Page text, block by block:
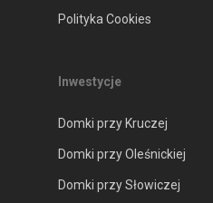
Polityka Cookies
Inwestycje
Domki przy Kruczej
Domki przy Oleśnickiej
Domki przy Słowiczej